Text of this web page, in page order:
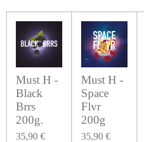
Must H -
Black
Brrs
200g.
35,90 €
Must H -
Space
Flvr
200g
35,90 €